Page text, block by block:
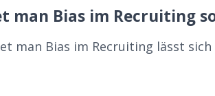
man Bias im Recruiting
man Bias im Recruiting lässt